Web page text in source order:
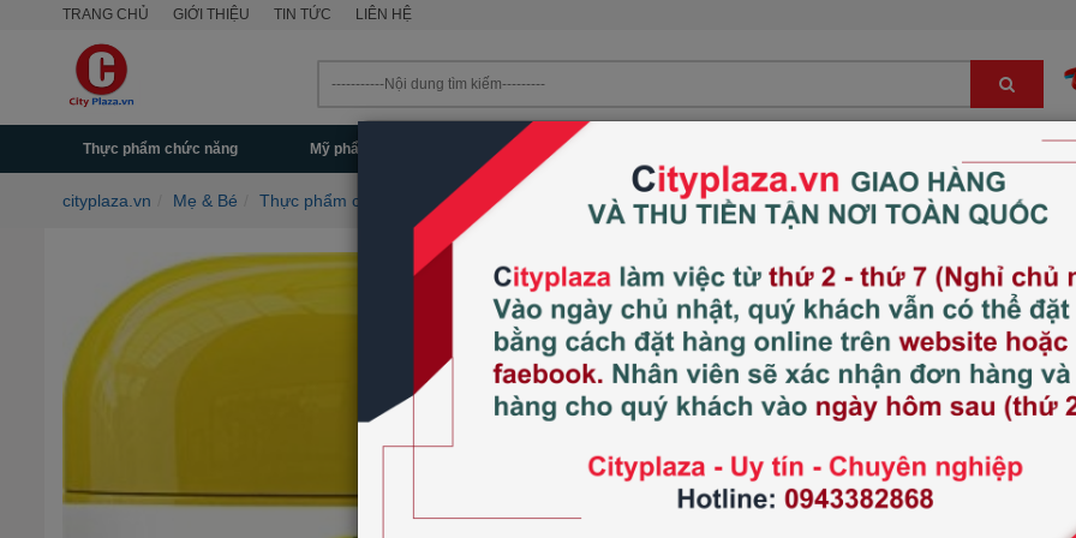
TRANG CHỦ GIỚI THIỆU TIN TỨC LIÊN HỆ
Thực phẩm chức năng Mỹ phẩm - Làm đẹp Mẹ & Bé
cityplaza.vn Mẹ & Bé Thực phẩm chức năng cho bé
Kẹo Vita Gummies
bổ sung Vitamin và rau
Xem thêm:
Thực phẩm chức năng cho
Thương hiệu:
Nature’s way
Xuất xứ:
Australia
210.000 đ